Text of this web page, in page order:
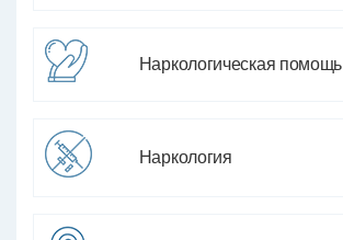
Наркологическая помощь
Наркология